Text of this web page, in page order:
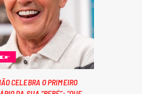
CELEBRA O PRIMEIRO